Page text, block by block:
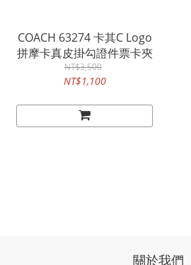
COACH 63274 卡其C Logo
拼摩卡真皮掛勾證件票卡夾
NT$3,500
NT$1,100
關於我們